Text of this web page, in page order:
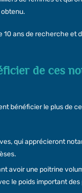
10 ans de recherche et
de ces
bénéficier le plus de
qui apprécieront
avoir une poitrine
le poids important